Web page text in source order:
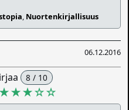
, Nuortenkirjallisuus
06.12.2016
8 / 10
☆☆